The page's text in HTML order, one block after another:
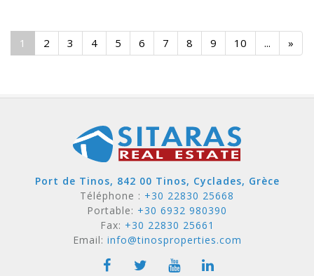
1 2 3 4 5 6 7 8 9 10 ... »
Port de Tinos, 842 00 Tinos, Cyclades, Grèce
Téléphone : +30 22830 25668
Portable: +30 6932 980390
Fax: +30 22830 25661
Email: info@tinosproperties.com